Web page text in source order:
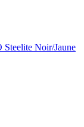
Steelite Noir/Jaune